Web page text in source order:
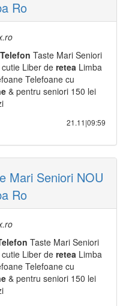
Ro
Telefon Taste Mari Seniori
Liber de retea Limba
Telefoane cu
& pentru seniori 150 lei
21.11|09:59
Mari Seniori NOU
Ro
Taste Mari Seniori
Liber de retea Limba
Telefoane cu
& pentru seniori 150 lei